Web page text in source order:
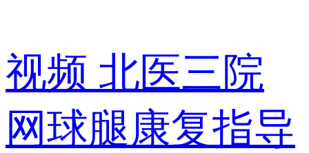
视频 北医三院
网球腿康复指导